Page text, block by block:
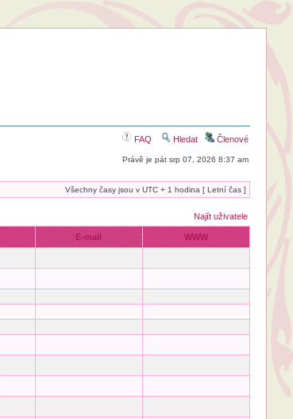
FAQ Hledat Členové
Právě je pát srp 07, 2026 8:37 am
Všechny časy jsou v UTC + 1 hodina [ Letní čas ]
Najít uživatele
E-mail WWW